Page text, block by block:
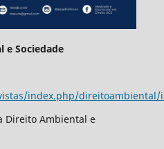
e Sociedade
index.php/direitoambiental/
Direito Ambiental e